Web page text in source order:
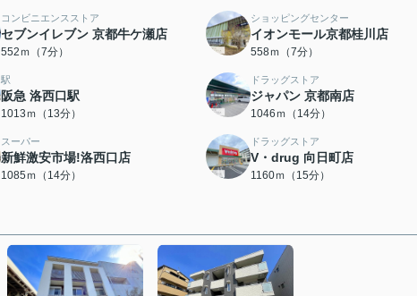
コンビニエンスストア
セブンイレブン 京都牛ケ瀬店
552ｍ（7分）
ショッピングセンター
イオンモール京都桂川店
558ｍ（7分）
駅
阪急 洛西口駅
1013ｍ（13分）
ドラッグストア
ジャパン 京都南店
1046ｍ（14分）
スーパー
新鮮激安市場!洛西口店
1085ｍ（14分）
ドラッグストア
V・drug 向日町店
1160ｍ（15分）